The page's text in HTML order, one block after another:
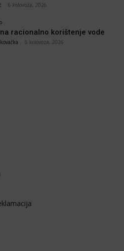
6 kolovoza, 2026
na racionalno korištenje vode
6 kolovoza, 2026